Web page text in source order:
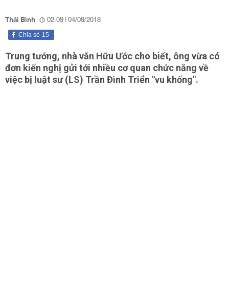
Thái Bình 02:09 | 04/09/2018
15
Chia sẻ
Trung tướng, nhà văn Hữu Ước cho biết, ông vừa có
đơn kiến nghị gửi tới nhiều cơ quan chức năng về
việc bị luật sư (LS) Trần Đình Triển "vu khống".